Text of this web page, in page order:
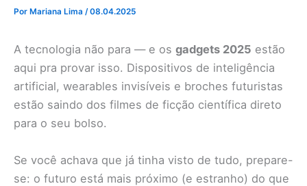
Por Mariana Lima /08.04.2025
A tecnologia não para — e os gadgets 2025 estão
aqui pra provar isso. Dispositivos de inteligência
artificial, wearables invisíveis e broches futuristas
estão saindo dos filmes de ficção científica direto
para o seu bolso.
Se você achava que já tinha visto de tudo, prepare-
se: o futuro está mais próximo (e estranho) do que